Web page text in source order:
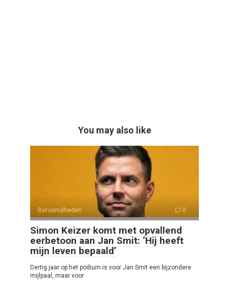
You may also like
Beroemdheden 0
Simon Keizer komt met opvallend
eerbetoon aan Jan Smit: ‘Hij heeft
mijn leven bepaald’
Dertig jaar op het podium is voor Jan Smit een bijzondere
mijlpaal, maar voor